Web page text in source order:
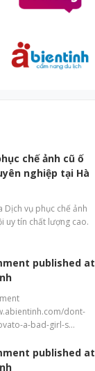
chế ảnh cũ ố
nghiệp tại Hà
Dịch vụ phục chế ảnh
uy tín chất lượng cao.
published at
dont-
a-bad-girl-s…
published at